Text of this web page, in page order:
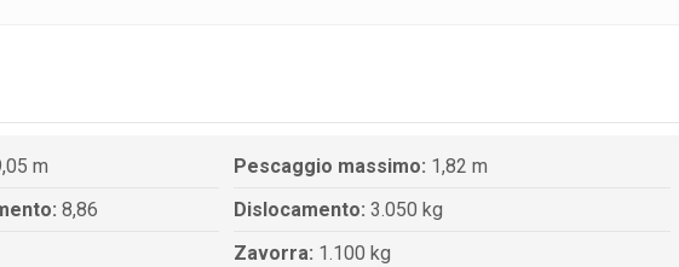
m
8,86
Pescaggio massimo: 1,82 m
Dislocamento: 3.050 kg
Zavorra: 1.100 kg